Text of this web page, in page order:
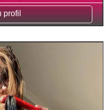
profil